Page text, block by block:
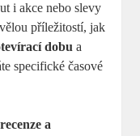
i akce nebo slevy
příležitostí, jak
dobu a
specifické časové
recenze a